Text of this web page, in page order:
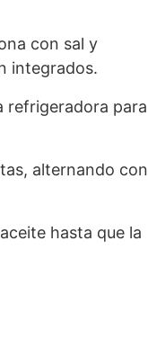
con sal y
integrados.
refrigeradora para
alternando con
hasta que la